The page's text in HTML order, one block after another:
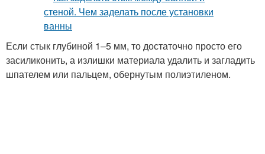
Если стык глубиной 1–5 мм, то достаточно просто его
засиликонить, а излишки материала удалить и загладить
шпателем или пальцем, обернутым полиэтиленом.